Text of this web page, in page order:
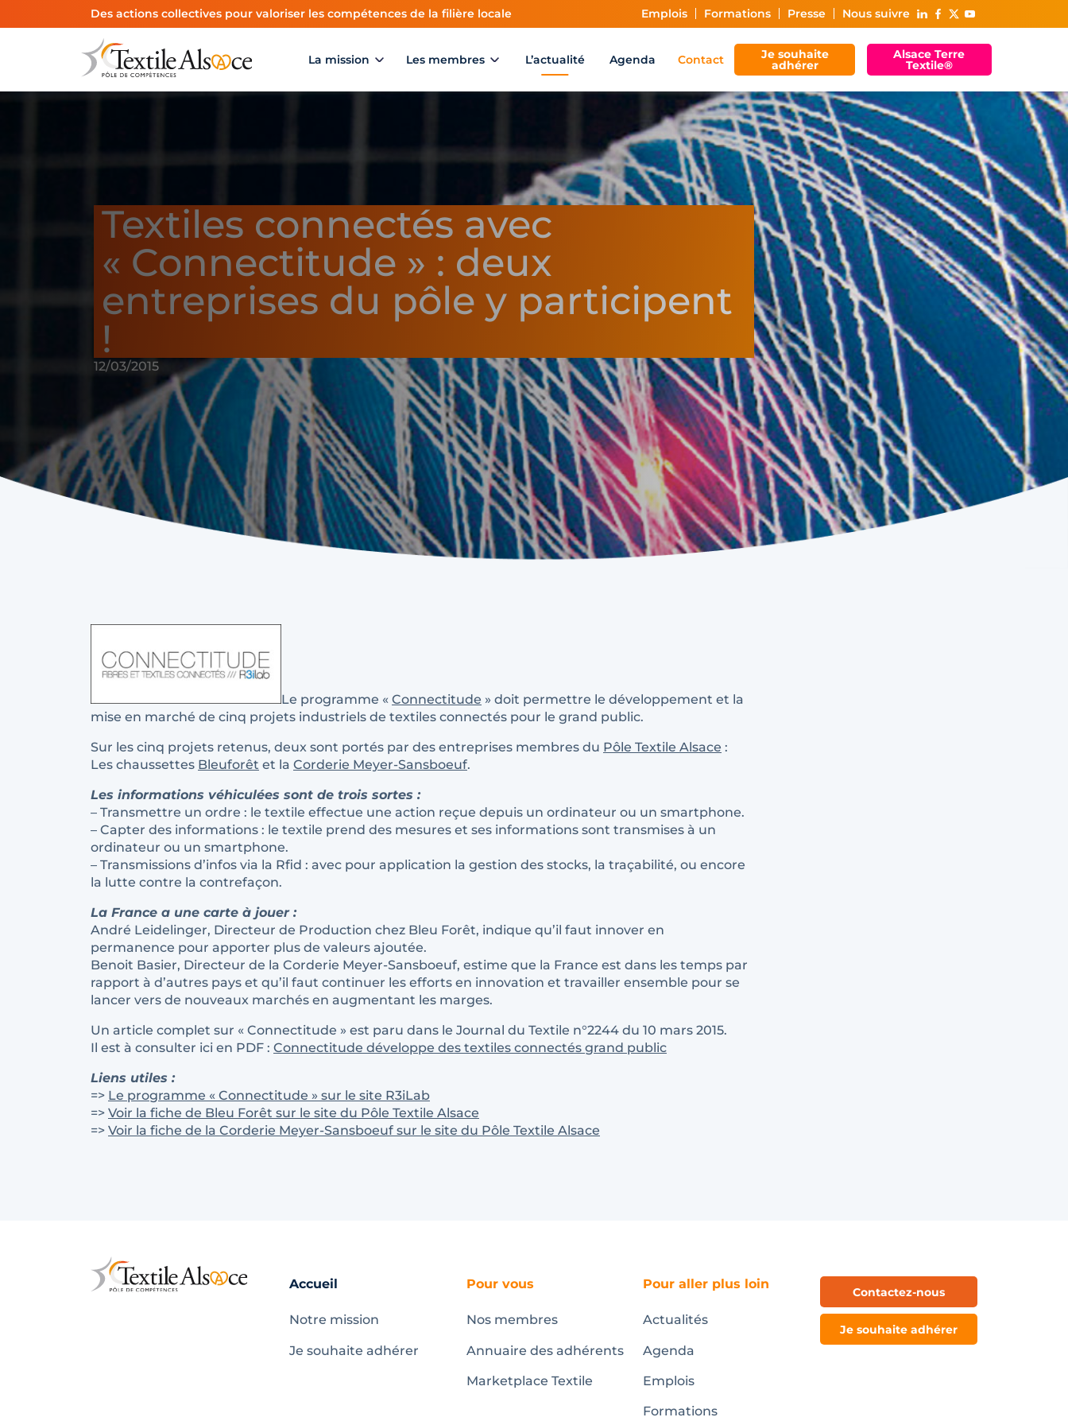
Des actions collectives pour valoriser les compétences de la filière locale Emplois Formations Presse Nous suivre
La mission Les membres L’actualité Agenda Contact Je souhaite
adhérer
Alsace Terre
Textile®
Textiles connectés avec
« Connectitude » : deux
entreprises du pôle y participent
!
12/03/2015
Le programme « Connectitude » doit permettre le développement et la
mise en marché de cinq projets industriels de textiles connectés pour le grand public.
Sur les cinq projets retenus, deux sont portés par des entreprises membres du Pôle Textile Alsace :
Les chaussettes Bleuforêt et la Corderie Meyer-Sansboeuf.
Les informations véhiculées sont de trois sortes :
– Transmettre un ordre : le textile effectue une action reçue depuis un ordinateur ou un smartphone.
– Capter des informations : le textile prend des mesures et ses informations sont transmises à un
ordinateur ou un smartphone.
– Transmissions d’infos via la Rfid : avec pour application la gestion des stocks, la traçabilité, ou encore
la lutte contre la contrefaçon.
La France a une carte à jouer :
André Leidelinger, Directeur de Production chez Bleu Forêt, indique qu’il faut innover en
permanence pour apporter plus de valeurs ajoutée.
Benoit Basier, Directeur de la Corderie Meyer-Sansboeuf, estime que la France est dans les temps par
rapport à d’autres pays et qu’il faut continuer les efforts en innovation et travailler ensemble pour se
lancer vers de nouveaux marchés en augmentant les marges.
Un article complet sur « Connectitude » est paru dans le Journal du Textile n°2244 du 10 mars 2015.
Il est à consulter ici en PDF : Connectitude développe des textiles connectés grand public
Liens utiles :
=> Le programme « Connectitude » sur le site R3iLab
=> Voir la fiche de Bleu Forêt sur le site du Pôle Textile Alsace
=> Voir la fiche de la Corderie Meyer-Sansboeuf sur le site du Pôle Textile Alsace
Accueil
Notre mission
Je souhaite adhérer
Pour vous
Nos membres
Annuaire des adhérents
Marketplace Textile
Pour aller plus loin
Actualités
Agenda
Emplois
Formations
Contactez-nous
Je souhaite adhérer
Panneau de gestion des cookies